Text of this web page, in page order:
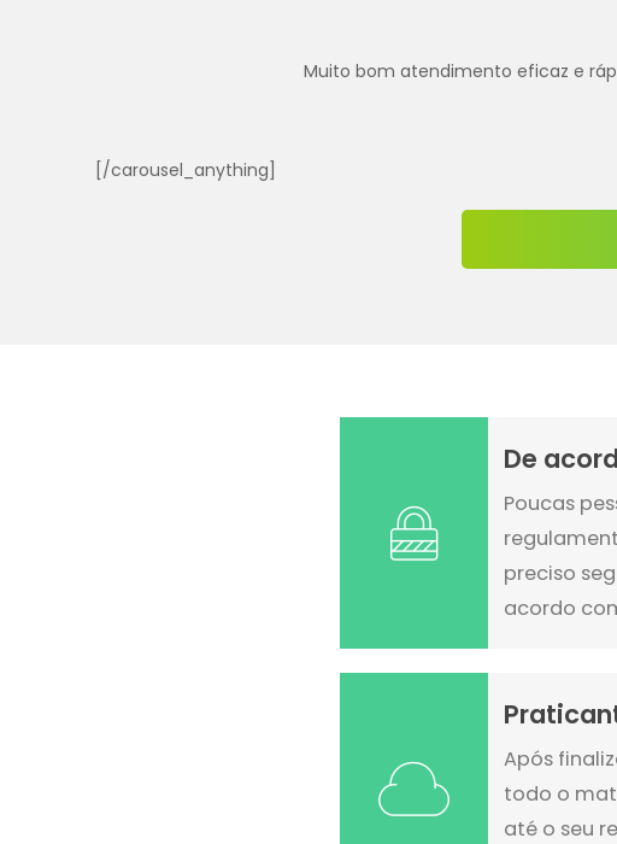
Muito bom atendimento eficaz e
[/carousel_anything]
De
Poucas
preciso
acordo
Após
todo o
até o seu